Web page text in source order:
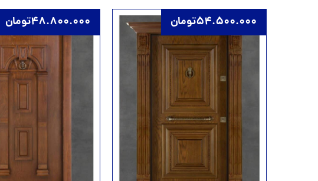
54.500.000تومان 48.800.000تومان